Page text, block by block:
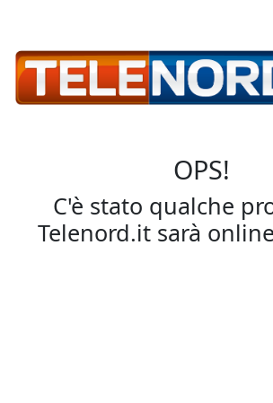
OPS!
C'è stato qualche
Telenord.it sarà